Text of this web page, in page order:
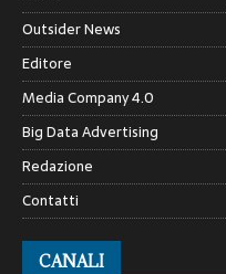
Outsider News
Editore
Media Company 4.0
Big Data Advertising
Redazione
Contatti
CANALI